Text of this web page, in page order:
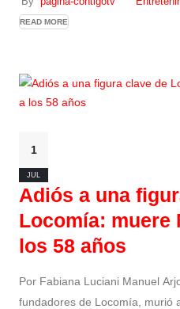
READ MORE
1
JUL
Adiós a una
Locomía: muere
los 58 años
Por Fabiana Luciani Manuel Arjona, uno de los integrantes
fundadores de Locomía, murió